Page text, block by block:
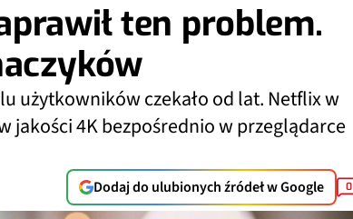
ten problem.
użytkowników czekało od lat. Netflix w
jakości 4K bezpośrednio w przeglądarce
Dodaj do ulubionych źródeł w Google 0